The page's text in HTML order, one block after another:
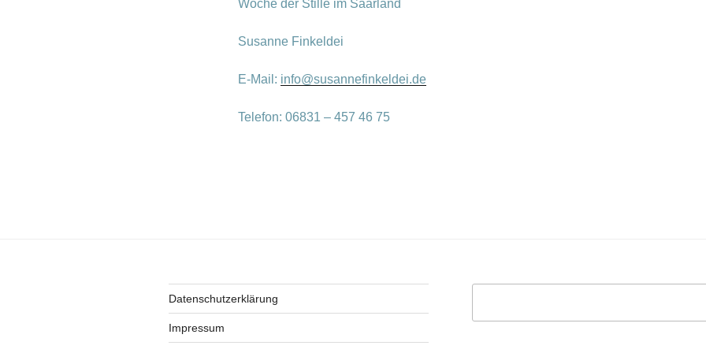
Woche der Stille im Saarland
Susanne Finkeldei
E-Mail: info@susannefinkeldei.de
Telefon: 06831 – 457 46 75
Datenschutzerklärung
Impressum